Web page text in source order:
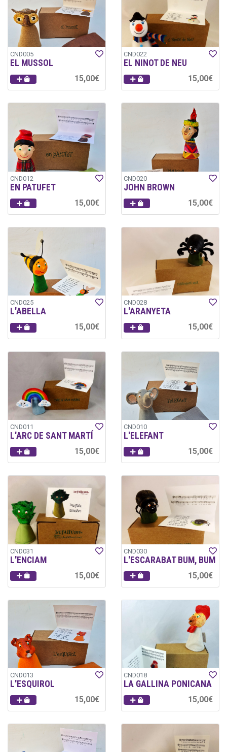
CND005
EL MUSSOL
15,00€
CND022
EL NINOT DE NEU
15,00€
CND012
EN PATUFET
15,00€
CND020
JOHN BROWN
15,00€
CND025
L'ABELLA
15,00€
CND028
L'ARANYETA
15,00€
CND011
L'ARC DE SANT MARTÍ
15,00€
CND010
L'ELEFANT
15,00€
CND031
L'ENCIAM
15,00€
CND030
L'ESCARABAT BUM, BUM
15,00€
CND013
L'ESQUIROL
15,00€
CND018
LA GALLINA PONICANA
15,00€